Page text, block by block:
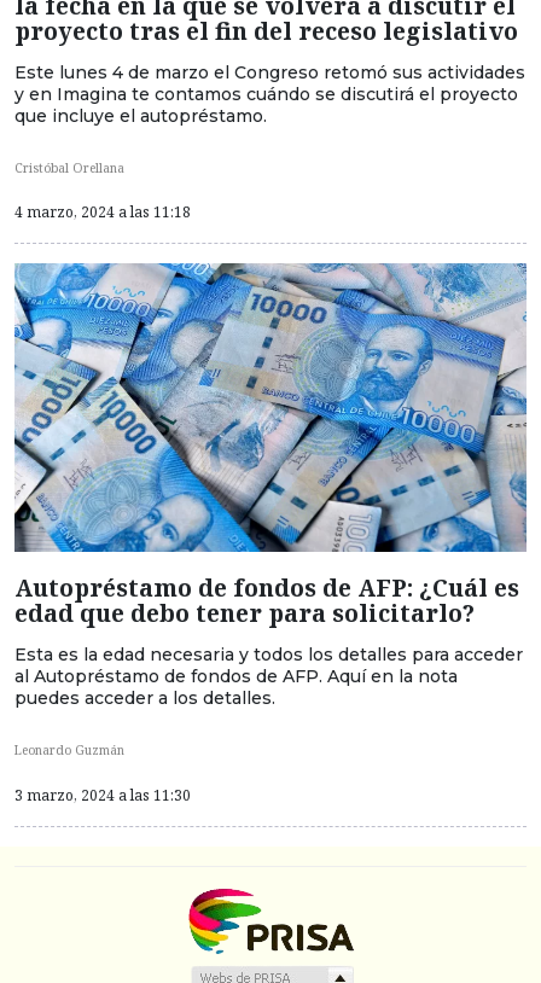
proyecto tras el fin del receso legislativo
Este lunes 4 de marzo el Congreso retomó sus actividades
y en Imagina te contamos cuándo se discutirá el proyecto
que incluye el autopréstamo.
Cristóbal Orellana
4 marzo, 2024 a las 11:18
Autopréstamo de fondos de AFP: ¿Cuál es
edad que debo tener para solicitarlo?
Esta es la edad necesaria y todos los detalles para acceder
al Autopréstamo de fondos de AFP. Aquí en la nota
puedes acceder a los detalles.
Leonardo Guzmán
3 marzo, 2024 a las 11:30